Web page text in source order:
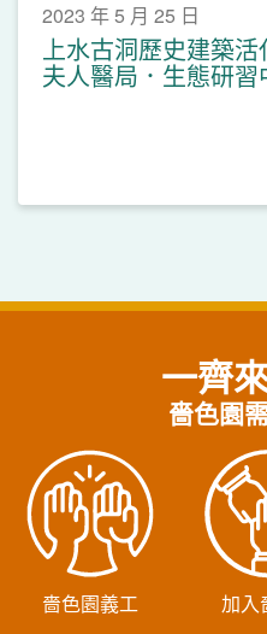
2023 年 5 月 25 日
上水古洞歷史建築
夫人醫局．生態研
一齊
嗇色園
嗇色園義工 加入